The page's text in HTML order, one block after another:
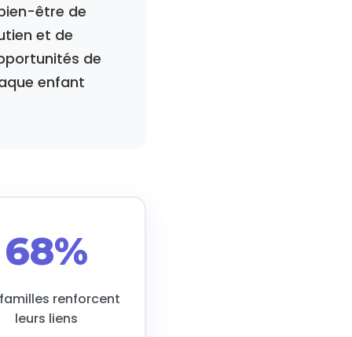
être de
et de
de
enfant
68%
renforcent
leurs liens